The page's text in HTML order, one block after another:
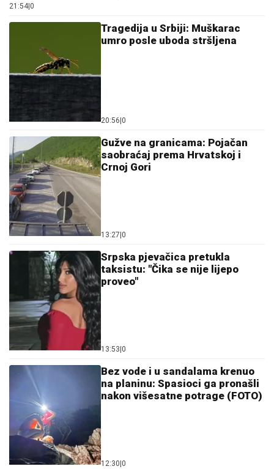
21:54 0
Tragedija u Srbiji: Muškarac
umro posle uboda stršljena
20:56 0
Gužve na granicama: Pojačan
saobraćaj prema Hrvatskoj i
Crnoj Gori
13:27 0
Srpska pjevačica pretukla
taksistu: "Čika se nije lijepo
proveo"
13:53 0
Bez vode i u sandalama krenuo
na planinu: Spasioci ga pronašli
nakon višesatne potrage (FOTO)
12:30 0